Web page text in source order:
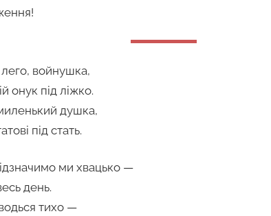
войнушка,
онук під ліжко.
душка,
під стать.
ми хвацько —
день.
тихо —